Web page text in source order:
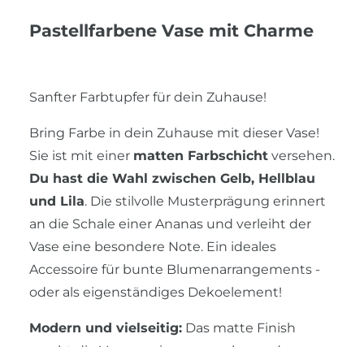
Pastellfarbene Vase mit Charme
Sanfter Farbtupfer für dein Zuhause!
Bring Farbe in dein Zuhause mit dieser Vase!
Sie ist mit einer matten Farbschicht versehen.
Du hast die Wahl zwischen Gelb, Hellblau
und Lila. Die stilvolle Musterprägung erinnert
an die Schale einer Ananas und verleiht der
Vase eine besondere Note. Ein ideales
Accessoire für bunte Blumenarrangements -
oder als eigenständiges Dekoelement!
Modern und vielseitig: Das matte Finish